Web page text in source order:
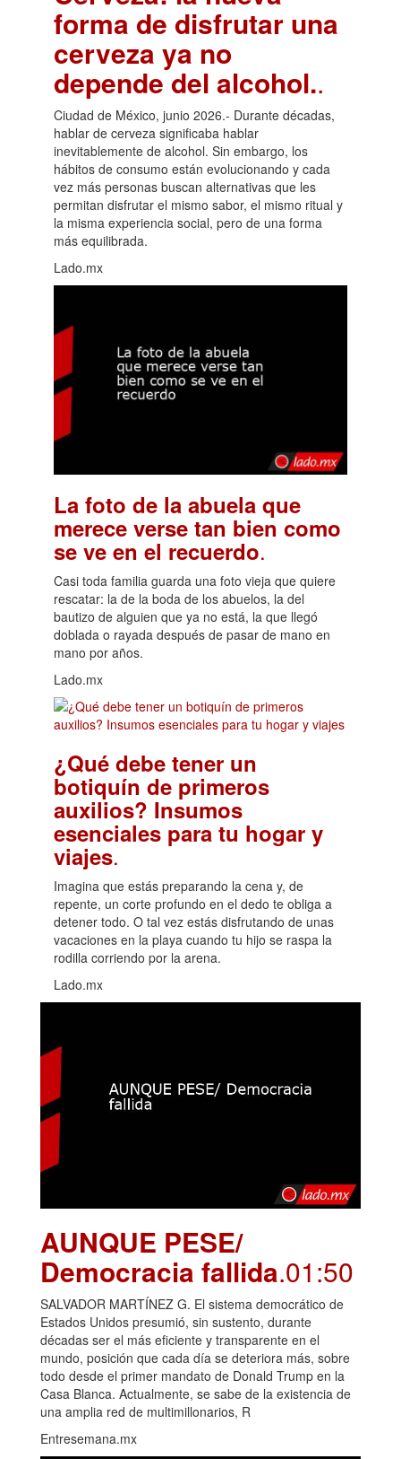
forma de disfrutar una
cerveza ya no
depende del alcohol..
Ciudad de México, junio 2026.- Durante décadas,
hablar de cerveza significaba hablar
inevitablemente de alcohol. Sin embargo, los
hábitos de consumo están evolucionando y cada
vez más personas buscan alternativas que les
permitan disfrutar el mismo sabor, el mismo ritual y
la misma experiencia social, pero de una forma
más equilibrada.
Lado.mx
La foto de la abuela que
merece verse tan bien como
se ve en el recuerdo.
Casi toda familia guarda una foto vieja que quiere
rescatar: la de la boda de los abuelos, la del
bautizo de alguien que ya no está, la que llegó
doblada o rayada después de pasar de mano en
mano por años.
Lado.mx
¿Qué debe tener un
botiquín de primeros
auxilios? Insumos
esenciales para tu hogar y
viajes.
Imagina que estás preparando la cena y, de
repente, un corte profundo en el dedo te obliga a
detener todo. O tal vez estás disfrutando de unas
vacaciones en la playa cuando tu hijo se raspa la
rodilla corriendo por la arena.
Lado.mx
AUNQUE PESE/
Democracia fallida.01:50
SALVADOR MARTÍNEZ G. El sistema democrático de
Estados Unidos presumió, sin sustento, durante
décadas ser el más eficiente y transparente en el
mundo, posición que cada día se deteriora más, sobre
todo desde el primer mandato de Donald Trump en la
Casa Blanca. Actualmente, se sabe de la existencia de
una amplia red de multimillonarios, R
Entresemana.mx